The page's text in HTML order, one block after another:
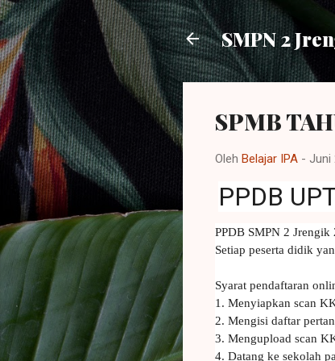
SMPN 2
SPMB
Oleh Belajar IPA - Juni
PPDB
PPDB SMPN 2 Jrengik
Setiap peserta didik
Syarat pendaftaran
1. Menyiapkan scan
2. Mengisi daftar
3. Mengupload scan
4. Datang ke sekolah